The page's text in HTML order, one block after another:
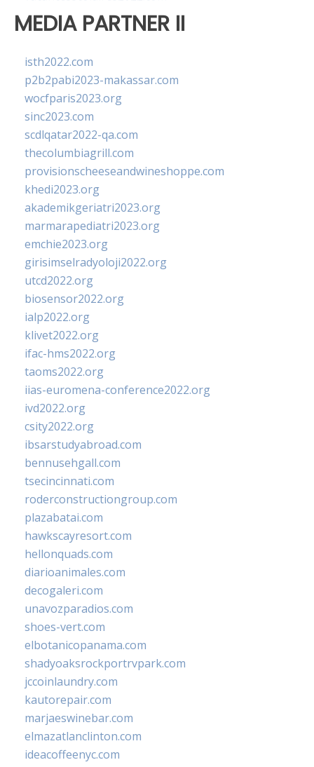
MEDIA PARTNER II
isth2022.com
p2b2pabi2023-makassar.com
wocfparis2023.org
sinc2023.com
scdlqatar2022-qa.com
thecolumbiagrill.com
provisionscheeseandwineshoppe.com
khedi2023.org
akademikgeriatri2023.org
marmarapediatri2023.org
emchie2023.org
girisimselradyoloji2022.org
utcd2022.org
biosensor2022.org
ialp2022.org
klivet2022.org
ifac-hms2022.org
taoms2022.org
iias-euromena-conference2022.org
ivd2022.org
csity2022.org
ibsarstudyabroad.com
bennusehgall.com
tsecincinnati.com
roderconstructiongroup.com
plazabatai.com
hawkscayresort.com
hellonquads.com
diarioanimales.com
decogaleri.com
unavozparadios.com
shoes-vert.com
elbotanicopanama.com
shadyoaksrockportrvpark.com
jccoinlaundry.com
kautorepair.com
marjaeswinebar.com
elmazatlanclinton.com
ideacoffeenyc.com